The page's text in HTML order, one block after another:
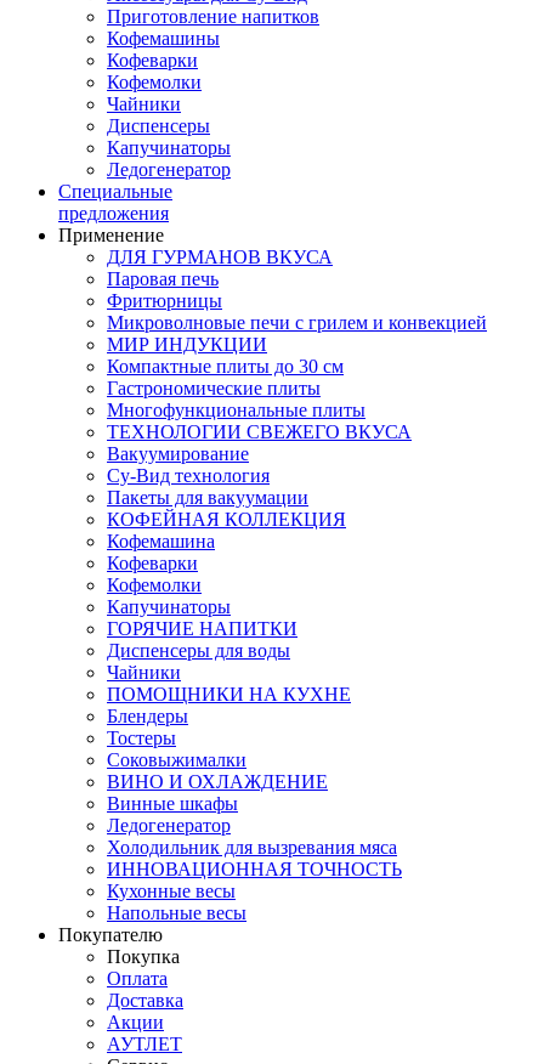
Приготовление напитков
Кофемашины
Кофеварки
Кофемолки
Чайники
Диспенсеры
Капучинаторы
Ледогенератор
Специальные
предложения
Применение
ДЛЯ ГУРМАНОВ ВКУСА
Паровая печь
Фритюрницы
Микроволновые печи с грилем и конвекцией
МИР ИНДУКЦИИ
Компактные плиты до 30 см
Гастрономические плиты
Многофункциональные плиты
ТЕХНОЛОГИИ СВЕЖЕГО ВКУСА
Вакуумирование
Су-Вид технология
Пакеты для вакуумации
КОФЕЙНАЯ КОЛЛЕКЦИЯ
Кофемашина
Кофеварки
Кофемолки
Капучинаторы
ГОРЯЧИЕ НАПИТКИ
Диспенсеры для воды
Чайники
ПОМОЩНИКИ НА КУХНЕ
Блендеры
Тостеры
Соковыжималки
ВИНО И ОХЛАЖДЕНИЕ
Винные шкафы
Ледогенератор
Холодильник для вызревания мяса
ИННОВАЦИОННАЯ ТОЧНОСТЬ
Кухонные весы
Напольные весы
Покупателю
Покупка
Оплата
Доставка
Акции
АУТЛЕТ